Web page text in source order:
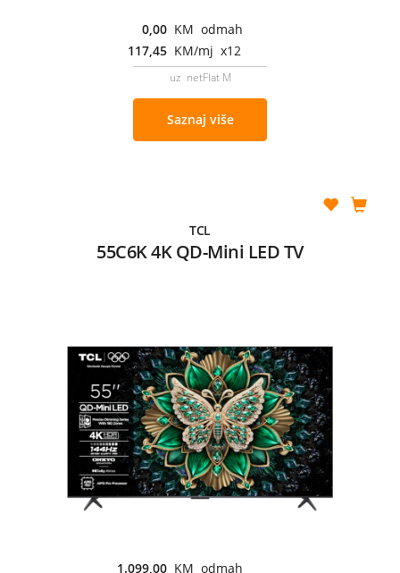
0,00 KM odmah
117,45 KM/mj x12
uz netFlat M
Saznaj više
TCL
55C6K 4K QD-Mini LED TV
1.099,00 KM odmah